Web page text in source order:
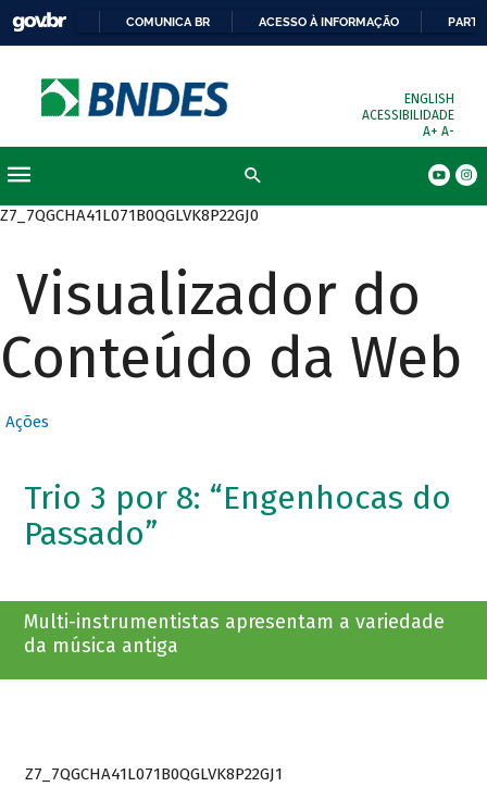
COMUNICA BR ACESSO À INFORMAÇÃO
ENGLISH
ACESSIBILIDADE
A+ A-
Z7_7QGCHA41L071B0QGLVK8P22GJ0
Visualizador do
Conteúdo da Web
Ações
Trio 3 por 8: “Engenhocas do
Passado”
Multi-instrumentistas apresentam a variedade
da música antiga
Z7_7QGCHA41L071B0QGLVK8P22GJ1